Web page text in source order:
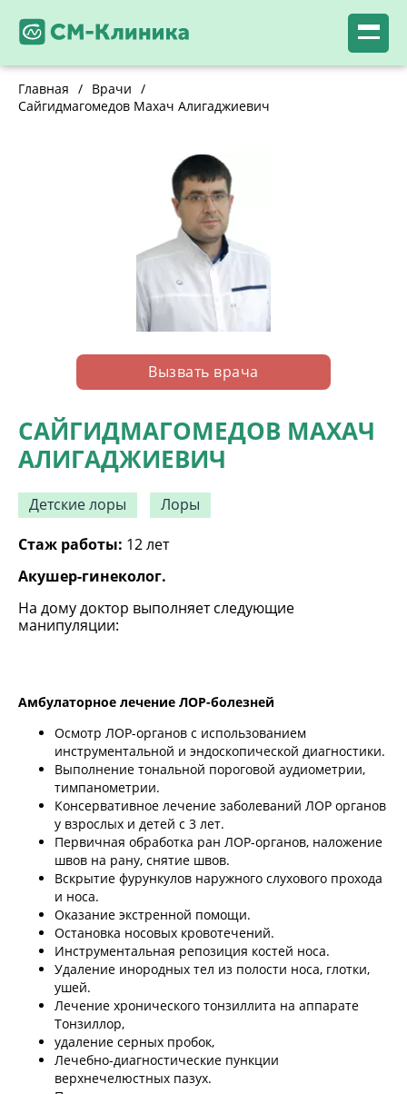
Главная / Врачи /
Сайгидмагомедов Махач Алигаджиевич
Вызвать врача
САЙГИДМАГОМЕДОВ МАХАЧ
АЛИГАДЖИЕВИЧ
Детские лоры
Лоры
Стаж работы: 12 лет
Акушер-гинеколог.
На дому доктор выполняет следующие
манипуляции:
Амбулаторное лечение ЛОР-болезней
Осмотр ЛОР-органов с использованием
инструментальной и эндоскопической диагностики.
Выполнение тональной пороговой аудиометрии,
тимпанометрии.
Консервативное лечение заболеваний ЛОР органов
у взрослых и детей с 3 лет.
Первичная обработка ран ЛОР-органов, наложение
швов на рану, снятие швов.
Вскрытие фурункулов наружного слухового прохода
и носа.
Оказание экстренной помощи.
Остановка носовых кровотечений.
Инструментальная репозиция костей носа.
Удаление инородных тел из полости носа, глотки,
ушей.
Лечение хронического тонзиллита на аппарате
Тонзиллор,
удаление серных пробок,
Лечебно-диагностические пункции
верхнечелюстных пазух.